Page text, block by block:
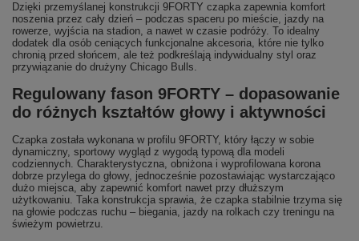
Dzięki przemyślanej konstrukcji 9FORTY czapka zapewnia komfort
noszenia przez cały dzień – podczas spaceru po mieście, jazdy na
rowerze, wyjścia na stadion, a nawet w czasie podróży. To idealny
dodatek dla osób ceniących funkcjonalne akcesoria, które nie tylko
chronią przed słońcem, ale też podkreślają indywidualny styl oraz
przywiązanie do drużyny Chicago Bulls.
Regulowany fason 9FORTY – dopasowanie
do różnych kształtów głowy i aktywności
Czapka została wykonana w profilu 9FORTY, który łączy w sobie
dynamiczny, sportowy wygląd z wygodą typową dla modeli
codziennych. Charakterystyczna, obniżona i wyprofilowana korona
dobrze przylega do głowy, jednocześnie pozostawiając wystarczająco
dużo miejsca, aby zapewnić komfort nawet przy dłuższym
użytkowaniu. Taka konstrukcja sprawia, że czapka stabilnie trzyma się
na głowie podczas ruchu – biegania, jazdy na rolkach czy treningu na
świeżym powietrzu.